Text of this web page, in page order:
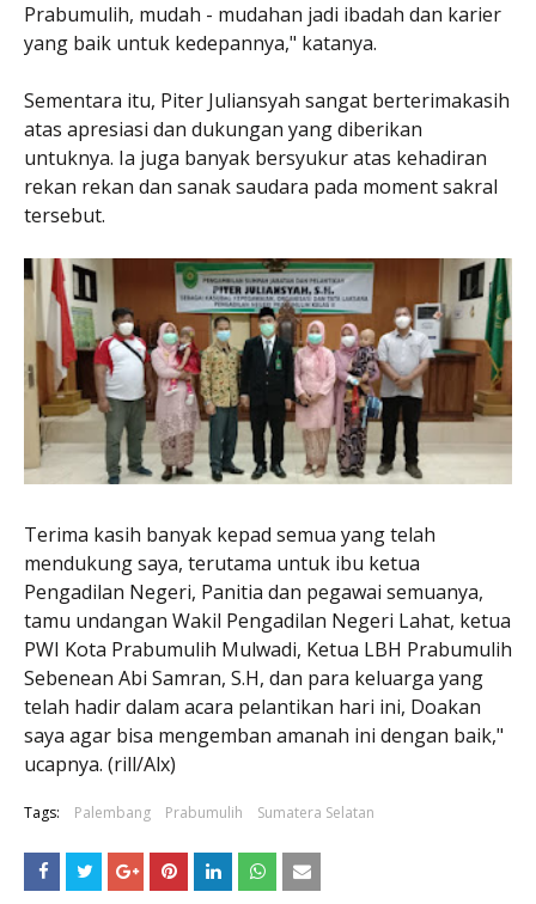
Prabumulih, mudah - mudahan jadi ibadah dan karier
yang baik untuk kedepannya," katanya.
Sementara itu, Piter Juliansyah sangat berterimakasih
atas apresiasi dan dukungan yang diberikan
untuknya. Ia juga banyak bersyukur atas kehadiran
rekan rekan dan sanak saudara pada moment sakral
tersebut.
Terima kasih banyak kepad semua yang telah
mendukung saya, terutama untuk ibu ketua
Pengadilan Negeri, Panitia dan pegawai semuanya,
tamu undangan Wakil Pengadilan Negeri Lahat, ketua
PWI Kota Prabumulih Mulwadi, Ketua LBH Prabumulih
Sebenean Abi Samran, S.H, dan para keluarga yang
telah hadir dalam acara pelantikan hari ini, Doakan
saya agar bisa mengemban amanah ini dengan baik,"
ucapnya. (rill/Alx)
Tags: Palembang Prabumulih Sumatera Selatan